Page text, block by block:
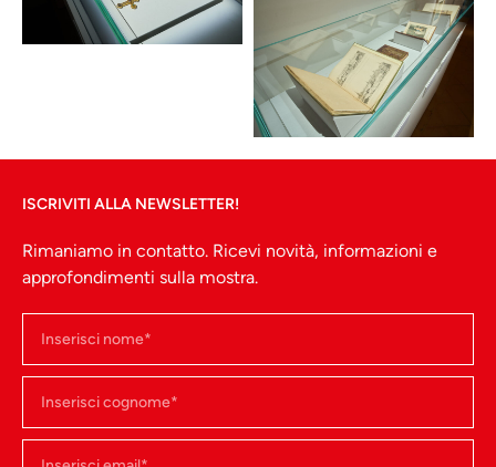
ISCRIVITI ALLA NEWSLETTER!
Rimaniamo in contatto. Ricevi novità, informazioni e
approfondimenti sulla mostra.